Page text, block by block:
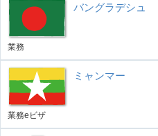
バングラデシュ
業務
ミャンマー
業務eビザ